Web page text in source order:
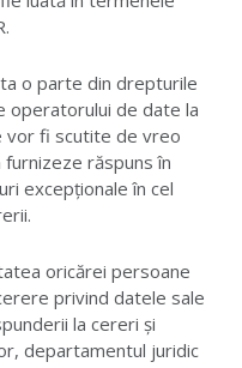
o parte din drepturile
operatorului de date la
vor fi scutite de vreo
răspuns în
excepționale în cel
oricărei persoane
privind datele sale
la cereri și
departamentul juridic